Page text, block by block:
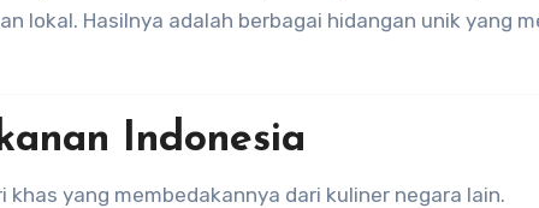
lokal. Hasilnya adalah berbagai hidangan unik yang
Indonesia
yang membedakannya dari kuliner negara lain.